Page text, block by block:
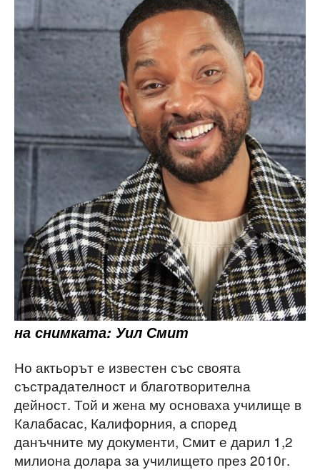
на снимката: Уил Смит
Но актьорът е известен със своята
състрадателност и благотворителна
дейност. Той и жена му основаха училище в
Калабасас, Калифорния, а според
данъчните му документи, Смит е дарил 1,2
милиона долара за училището през 2010г.